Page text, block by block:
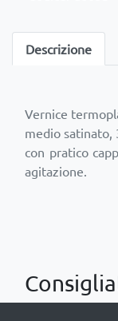
Descrizione
Vernice
medio satinato,
con pratico
agitazione.